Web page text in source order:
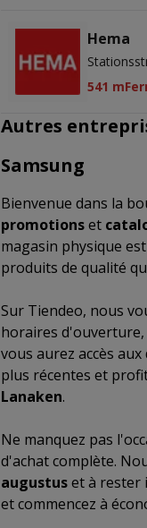
Hema
541 m
Autres
Samsung
Bienvenue dans la
promotionset
magasin physique
produits de qualité
Sur Tiendeo, nous
horaires d'ouverture,
vous aurez accès
plus récentes et
Lanaken.
Ne manquez pas
d'achat complète.
augustuset à rester
et commencez à